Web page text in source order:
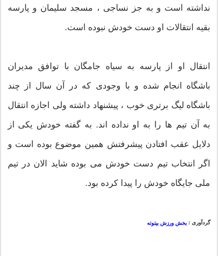
نداشته است و به جز نساجی ، مسجد سلیمان و پارسه
بقیه انتقالات او دست خودش نبوده است.
انتقال او از پارسه به سیاه جامگان با توافق مدیران
باشگاه انجام شده و با وجودی که در آن سال از چند
باشگاه لیگ برتری خوب ، پیشنهاد داشته ولی اجازه انتقال
به آن تیم ها را به او نداده اند. به گفته خودش یکی از
دلایل عقب افتادن پیشرفتش همین موضوع بوده است و
اگر انتخاب تیم دست خودش می بوده شاید الان در تیم
ملی جایگاه خودش را پیدا کرده بود.
گردآوری : بخش ورزش بیتوته